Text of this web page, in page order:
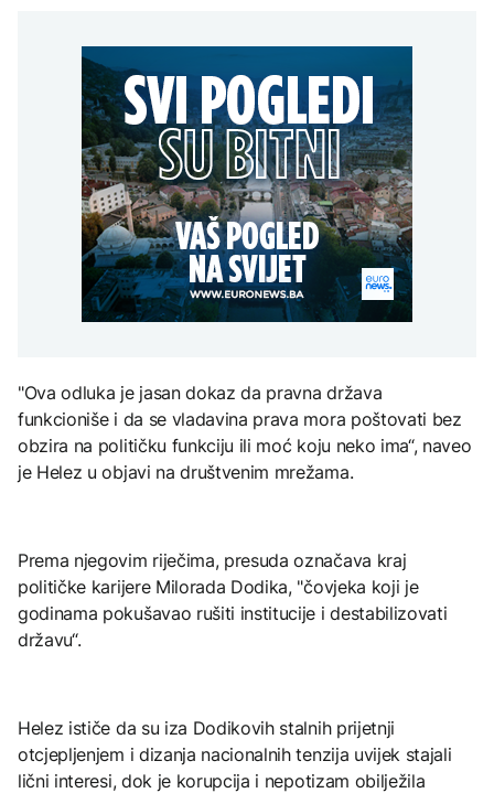
Požar kod Konjica i dalje
aktivan, gust dim
otežava gašenje iz zraka
Europol: U Srbiji i
krijumčari koji su
prebacivali migrante iz
Sirije
kompleksom
FOKUS
Svjetske cijene hrane
najviše u posljednje tri
godine
KULTURA
Rat i pijesak prijete
drevnim piramidama
Meroe u Sudanu
ZANIMLJIVOSTI
Rihanna radi na novom
"Ova odluka je jasan dokaz da pravna država
funkcioniše i da se vladavina prava mora poštovati bez
obzira na političku funkciju ili moć koju neko ima“, naveo
je Helez u objavi na društvenim mrežama.
Prema njegovim riječima, presuda označava kraj
političke karijere Milorada Dodika, "čovjeka koji je
godinama pokušavao rušiti institucije i destabilizovati
državu“.
Helez ističe da su iza Dodikovih stalnih prijetnji
otcjepljenjem i dizanja nacionalnih tenzija uvijek stajali
lični interesi, dok je korupcija i nepotizam obilježila